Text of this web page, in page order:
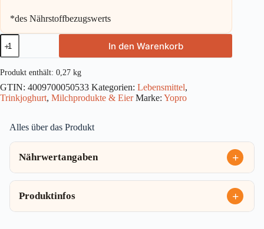
*des Nährstoffbezugswerts
YoPRO
High
Protein
Drink
Stracciatella
270g
Menge
In den Warenkorb
Produkt enthält: 0,27 kg
GTIN: 4009700050533 Kategorien: Lebensmittel,
Trinkjoghurt, Milchprodukte & Eier Marke: Yopro
Alles über das Produkt
Nährwertangaben
Produktinfos